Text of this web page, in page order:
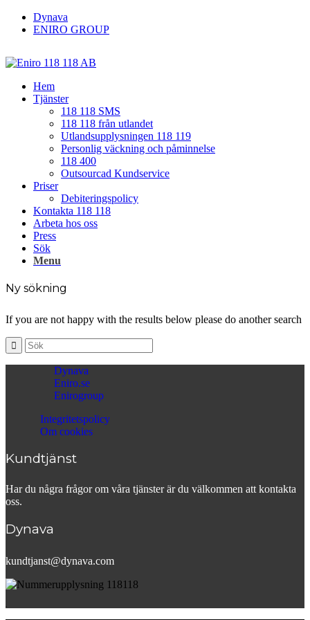
Dynava
ENIRO GROUP
Hem
Tjänster
118 118 SMS
118 118 från utlandet
Utlandsupplysningen 118 119
Personlig väckning och påminnelse
118 400
Outsourcad Kundservice
Priser
Debiteringspolicy
Kontakta 118 118
Arbeta hos oss
Press
Sök
Menu
Ny sökning
If you are not happy with the results below please do another search
Dynava
Eniro.se
Enirogroup
Integritetspolicy
Om cookies
Kundtjänst
Har du några frågor om våra tjänster är du välkommen att kontakta
oss.
Dynava
kundtjanst@dynava.com